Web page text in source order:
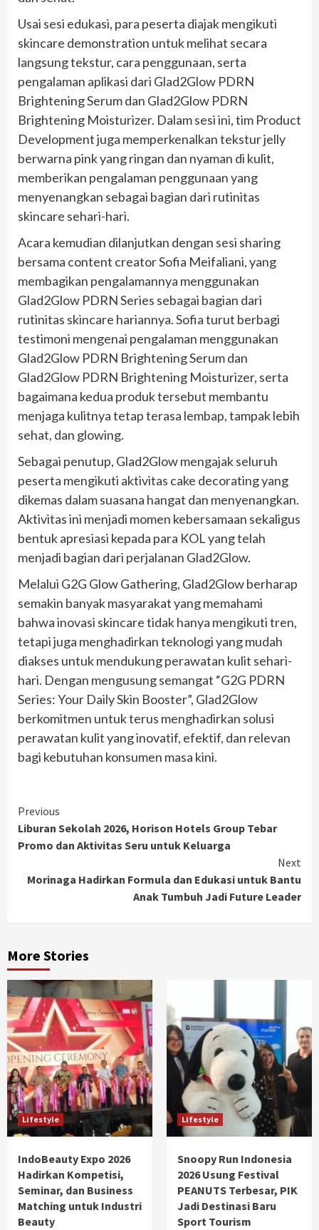
Usai sesi edukasi, para peserta diajak mengikuti
skincare demonstration untuk melihat secara
langsung tekstur, cara penggunaan, serta
pengalaman aplikasi dari Glad2Glow PDRN
Brightening Serum dan Glad2Glow PDRN
Brightening Moisturizer. Dalam sesi ini, tim Product
Development juga memperkenalkan tekstur jelly
berwarna pink yang ringan dan nyaman di kulit,
memberikan pengalaman penggunaan yang
menyenangkan sebagai bagian dari rutinitas
skincare sehari-hari.
Acara kemudian dilanjutkan dengan sesi sharing
bersama content creator Sofia Meifaliani, yang
membagikan pengalamannya menggunakan
Glad2Glow PDRN Series sebagai bagian dari
rutinitas skincare hariannya. Sofia turut berbagi
testimoni mengenai pengalaman menggunakan
Glad2Glow PDRN Brightening Serum dan
Glad2Glow PDRN Brightening Moisturizer, serta
bagaimana kedua produk tersebut membantu
menjaga kulitnya tetap terasa lembap, tampak lebih
sehat, dan glowing.
Sebagai penutup, Glad2Glow mengajak seluruh
peserta mengikuti aktivitas cake decorating yang
dikemas dalam suasana hangat dan menyenangkan.
Aktivitas ini menjadi momen kebersamaan sekaligus
bentuk apresiasi kepada para KOL yang telah
menjadi bagian dari perjalanan Glad2Glow.
Melalui G2G Glow Gathering, Glad2Glow berharap
semakin banyak masyarakat yang memahami
bahwa inovasi skincare tidak hanya mengikuti tren,
tetapi juga menghadirkan teknologi yang mudah
diakses untuk mendukung perawatan kulit sehari-
hari. Dengan mengusung semangat “G2G PDRN
Series: Your Daily Skin Booster”, Glad2Glow
berkomitmen untuk terus menghadirkan solusi
perawatan kulit yang inovatif, efektif, dan relevan
bagi kebutuhan konsumen masa kini.
Continue
Reading
Previous
Liburan Sekolah 2026, Horison Hotels Group Tebar
Promo dan Aktivitas Seru untuk Keluarga
Next
Morinaga Hadirkan Formula dan Edukasi untuk Bantu
Anak Tumbuh Jadi Future Leader
More Stories
Lifestyle
IndoBeauty Expo 2026
Hadirkan Kompetisi,
Seminar, dan Business
Matching untuk Industri
Beauty
Lifestyle
Snoopy Run Indonesia
2026 Usung Festival
PEANUTS Terbesar, PIK
Jadi Destinasi Baru
Sport Tourism